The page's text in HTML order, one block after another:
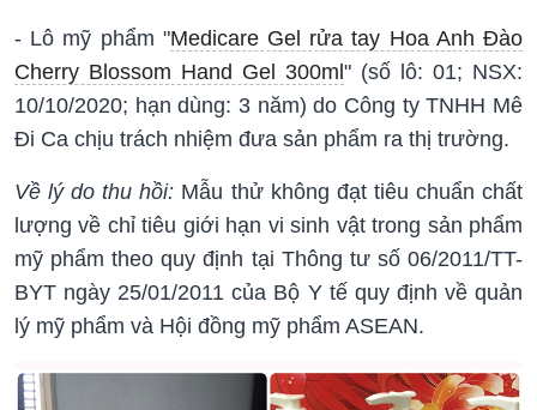
- Lô mỹ phẩm "Medicare Gel rửa tay Hoa Anh Đào
Cherry Blossom Hand Gel 300ml" (số lô: 01; NSX:
10/10/2020; hạn dùng: 3 năm) do Công ty TNHH Mê
Đi Ca chịu trách nhiệm đưa sản phẩm ra thị trường.
Về lý do thu hồi: Mẫu thử không đạt tiêu chuẩn chất
lượng về chỉ tiêu giới hạn vi sinh vật trong sản phẩm
mỹ phẩm theo quy định tại Thông tư số 06/2011/TT-
BYT ngày 25/01/2011 của Bộ Y tế quy định về quản
lý mỹ phẩm và Hội đồng mỹ phẩm ASEAN.